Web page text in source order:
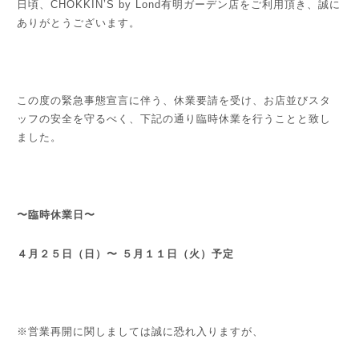
日頃、CHOKKIN’S by Lond有明ガーデン店をご利用頂き、誠に
ありがとうございます。
この度の緊急事態宣言に伴う、休業要請を受け、お店並びスタ
ッフの安全を守るべく、下記の通り臨時休業を行うことと致し
ました。
〜臨時休業日〜
４月２５日（日）〜 ５月１１日（火）予定
※営業再開に関しましては誠に恐れ入りますが、